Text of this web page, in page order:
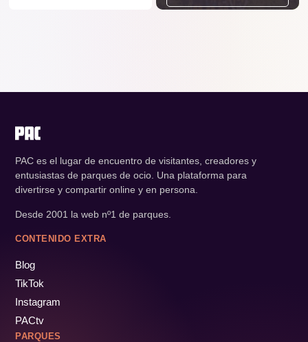
PAC es el lugar de encuentro de visitantes, creadores y
entusiastas de parques de ocio. Una plataforma para
divertirse y compartir online y en persona.
Desde 2001 la web nº1 de parques.
CONTENIDO EXTRA
Blog
TikTok
Instagram
PACtv
PARQUES